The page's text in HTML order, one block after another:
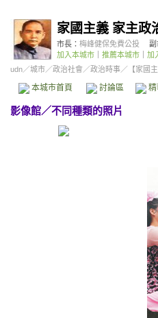
家國主義 家主政
市長： 梅峰健保免費公投 副
加入本城市
推薦本城市 加
udn／城市／政治社會 ／政治時事／ 【家國
本城市首頁 討論區 精
影像館／不同種類的照片